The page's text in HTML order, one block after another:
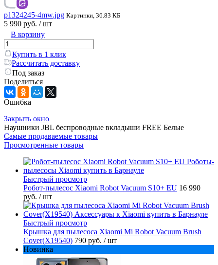
p1324245-4mw.jpg Картинки, 36.83 КБ
5 990 руб. / шт
В корзину
Купить в 1 клик
Рассчитать доставку
Под заказ
Поделиться
Ошибка
Закрыть окно
Наушники JBL беспроводные вкладыши FREE Белые
Самые продаваемые товары
Просмотренные товары
Быстрый просмотр
Робот-пылесос Xiaomi Robot Vacuum S10+ EU 16 990
руб. / шт
Быстрый просмотр
Крышка для пылесоса Xiaomi Mi Robot Vacuum Brush
Cover(X19540) 790 руб. / шт
Новинка